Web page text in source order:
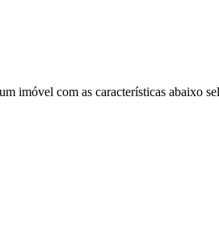
imóvel com as características abaixo